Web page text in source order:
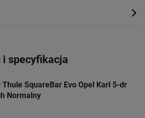
i specyfikacja
Thule SquareBar Evo Opel Karl 5-dr
Normalny